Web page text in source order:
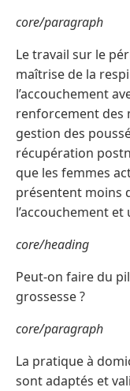
core/paragraph
Le travail sur le
maîtrise de la
l’accouchement
renforcement des
gestion des
récupération
que les femmes
présentent moins
l’accouchement
core/heading
Peut-on faire du
grossesse ?
core/paragraph
La pratique à
sont adaptés et